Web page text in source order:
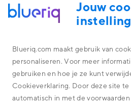
Platform
Alles omtrent de technologie achter
Blueriq Cloud
Overheid
Welkom op de
Wij kennen onze software
kennis delen we graag met
Jouw
Blueriq.com maakt gebruik van
personaliseren. Voor meer
gebruiken en hoe je ze kunt
Cookieverklaring. Door deze site
automatisch in met de